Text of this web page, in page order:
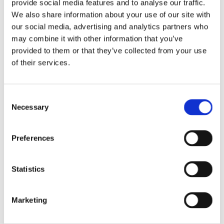
provide social media features and to analyse our traffic.
We also share information about your use of our site with
our social media, advertising and analytics partners who
may combine it with other information that you’ve
provided to them or that they’ve collected from your use
of their services.
Necessary
Preferences
Statistics
Marketing
kostenfrei herunter.
#SO3 ist eine zentrale Kommunikationsplattform für alle
Beteiligten und deren Fachbereiche - standortunabhängig,
Layout